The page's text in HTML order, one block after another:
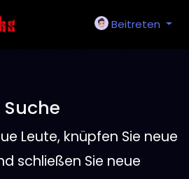
Beitreten
Suche
Leute, knüpfen Sie neue
schließen Sie neue